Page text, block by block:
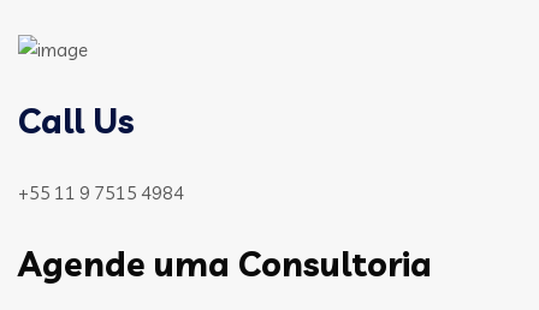
Call Us
+55 11 9 7515 4984
Agende uma Consultoria